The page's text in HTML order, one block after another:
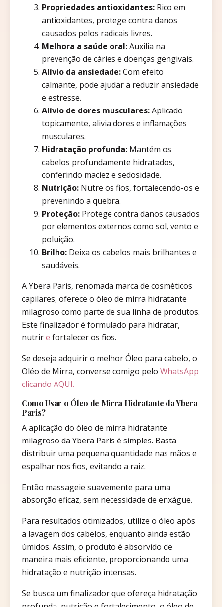
Propriedades antioxidantes: Rico em
antioxidantes, protege contra danos
causados pelos radicais livres.
Melhora a saúde oral:Auxilia na
prevenção de cáries e doenças gengivais.
Alívio da ansiedade:Com efeito
calmante, pode ajudar a reduzir ansiedade
e estresse.
Alívio de dores musculares:Aplicado
topicamente, alivia dores e inflamações
musculares.
Hidratação profunda: Mantém os
cabelos profundamente hidratados,
conferindo maciez e sedosidade.
Nutrição: Nutre os fios, fortalecendo-os e
prevenindo a quebra.
Proteção: Protege contra danos causados
por elementos externos como sol, vento e
poluição.
Brilho: Deixa os cabelos mais brilhantes e
saudáveis.
A Ybera Paris, renomada marca de cosméticos
capilares, oferece o óleo de mirra hidratante
milagroso como parte de sua linha de produtos.
Este finalizador é formulado para hidratar,
nutrire fortalecer os fios.
Se deseja adquirir o melhor Óleo para cabelo, o
Oléo de Mirra, converse comigo pelo WhatsApp
clicando AQUI.
Como Usar o Óleo de Mirra Hidratante da Ybera
Paris?
A aplicação do óleo de mirra hidratante
milagroso da Ybera Paris é simples. Basta
distribuir uma pequena quantidade nas mãos e
espalhar nos fios, evitando a raiz.
Então massageie suavemente para uma
absorção eficaz, sem necessidade de enxágue.
Para resultados otimizados, utilize o óleo após
a lavagem dos cabelos, enquanto ainda estão
úmidos. Assim, o produto é absorvido de
maneira mais eficiente, proporcionando uma
hidratação e nutrição intensas.
Se busca um finalizador que ofereça hidratação